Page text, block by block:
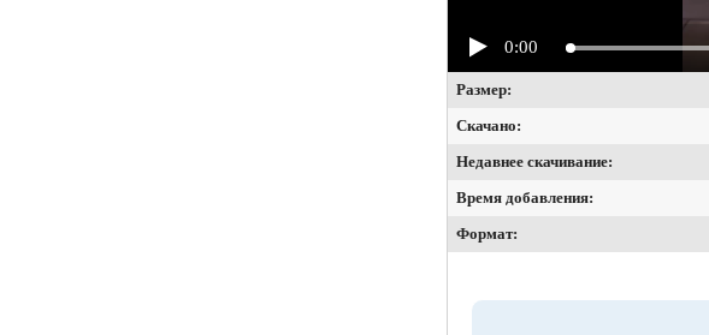
0:00
Размер:
Скачано:
Недавнее скачивание:
Время добавления:
Формат: